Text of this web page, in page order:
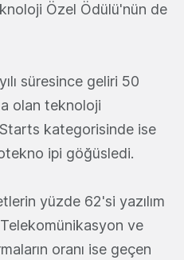
Özel Ödülü'nün de
süresince geliri 50
olan teknoloji
Starts kategorisinde ise
ipi göğüsledi.
yüzde 62'si yazılım
ve
oranı ise geçen